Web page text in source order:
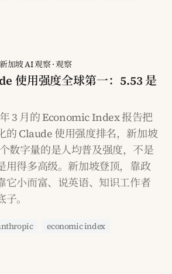
新加坡 AI 观察·观察
使用强度全球第一：5.53 是
3 月的 Economic Index 报告把
的 Claude 使用强度排名，新加坡
数字量的是人均普及强度，不是
用得多高级。新加坡登顶，靠政
它小而富、说英语、知识工作者
。
economic index